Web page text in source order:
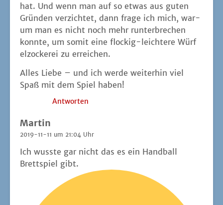
hat. Und wenn man auf so etwas aus guten
Grün­den ver­zich­tet, dann fra­ge ich mich, war­
um man es nicht noch mehr run­ter­bre­chen
konn­te, um somit eine flo­ckig-leich­te­re Wür­f
el­zo­cke­rei zu erreichen.
Alles Lie­be – und ich wer­de wei­ter­hin viel
Spaß mit dem Spiel haben!
Antworten
Martin
2019-11-11 um 21:04 Uhr
Ich wuss­te gar nicht das es ein Hand­ball
Brett­spiel gibt.